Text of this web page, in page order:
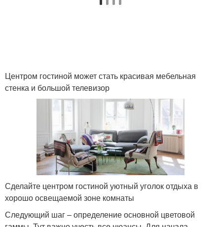
Центром гостиной может стать красивая мебельная
стенка и большой телевизор
Сделайте центром гостиной уютный уголок отдыха в
хорошо освещаемой зоне комнаты
Следующий шаг – определение основной цветовой